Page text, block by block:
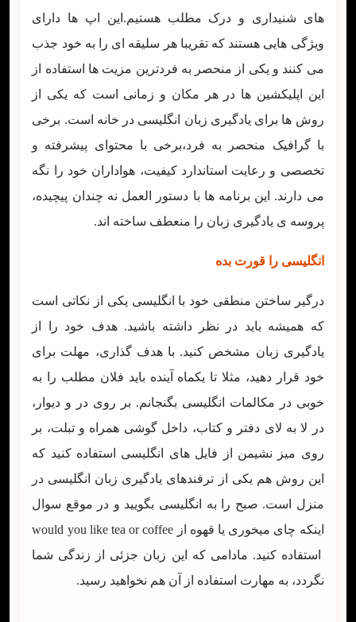
های شنیداری و درک مطلب هستیم.این اپ ها دارای
ویژگی هایی هستند که تقریبا هر سلیقه ای را به خود جذب
می کنند و یکی از منحصر به فردترین مزیت ها استفاده از
این اپلیکشین ها در هر مکان و زمانی است که یکی از
روش ها برای یادگیری زبان انگلیسی در خانه است. برخی
با گرافیک منحصر به فرد،برخی با محتوای پیشرفته و
تخصصی و رعایت استاندارد کیفیت، هواداران خود را نگه
می دارند. این برنامه ها با دستور العمل نه چندان پیچیده،
پروسه ی یادگیری زبان را منعطف ساخته اند.
انگلیسی را قورت بده
درگیر ساختن منطقی خود با انگلیسی یکی از نکاتی است
که همیشه باید در نظر داشته باشید. هدف خود را از
یادگیری زبان مشخص کنید. با هدف گذاری، مهلت برای
خود قرار دهید، مثلا تا یکماه آینده باید فلان مطلب را به
خوبی در مکالمات انگلیسی بگنجانم. بر روی در و دیوار،
در لا به لای دفتر و کتاب، داخل گوشی همراه و تبلت، بر
روی میز نشیمن از فایل های انگلیسی استفاده کنید که
این روش هم یکی از ترفندهای یادگیری زبان انگلیسی در
منزل است. صبح را به انگلیسی بگویید و در موقع سوال
اینکه چای میخوری یا قهوه از would you like tea or coffee
استفاده کنید. مادامی که این زبان جزئی از زندگی شما
نگردد، به مهارت استفاده از آن هم نخواهید رسید.